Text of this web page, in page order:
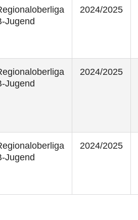
Jugend
2024/2025
Jugend
2024/2025
Jugend
2024/2025